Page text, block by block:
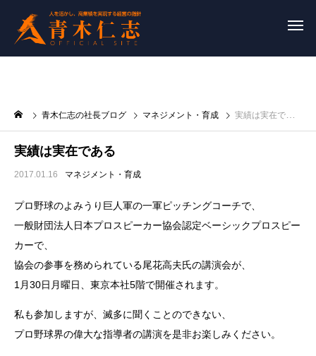
青木仁志の社長ブログ マネジメント・育成 実績は実在である
実績は実在である
2017.01.16 マネジメント・育成
プロ野球のよみうり巨人軍の一軍ピッチングコーチで、
一般財団法人日本プロスピーカー協会認定ベーシックプロスピー
カーで、
協会の参事を務められている尾花高夫氏の講演会が、
1月30日月曜日、東京本社5階で開催されます。
私も参加しますが、滅多に聞くことのできない、
プロ野球界の偉大な指導者の講演を是非お楽しみください。